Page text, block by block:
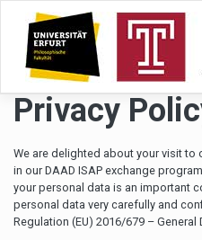
springen
Privacy
We are delighted about your visit
in our DAAD ISAP exchange
your personal data is an important
personal data very carefully and
Regulation (EU) 2016/679 – General